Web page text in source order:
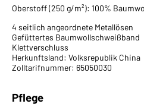
Oberstoff (250 g/m²): 100%
4 seitlich angeordnete Metallösen
Gefüttertes Baumwollschweißband
Klettverschluss
Herkunftsland: Volksrepublik China
Zolltarifnummer: 65050030
Pflege